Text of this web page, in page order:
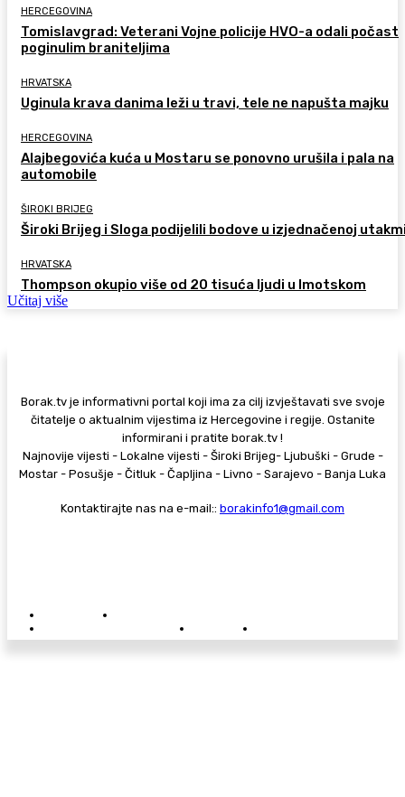
HERCEGOVINA
Tomislavgrad: Veterani Vojne policije HVO-a odali počast
poginulim braniteljima
HRVATSKA
Uginula krava danima leži u travi, tele ne napušta majku
HERCEGOVINA
Alajbegovića kuća u Mostaru se ponovno urušila i pala na
automobile
ŠIROKI BRIJEG
Široki Brijeg i Sloga podijelili bodove u izjednačenoj
HRVATSKA
Thompson okupio više od 20 tisuća ljudi u Imotskom
Učitaj više
Borak.tv je informativni portal koji ima za cilj izvještavati sve svoje
čitatelje o aktualnim vijestima iz Hercegovine i regije. Ostanite
informirani i pratite borak.tv !
Najnovije vijesti - Lokalne vijesti - Široki Brijeg- Ljubuški - Grude -
Mostar - Posušje - Čitluk - Čapljina - Livno - Sarajevo - Banja Luka
Kontaktirajte nas na e-mail:: borakinfo1@gmail.com